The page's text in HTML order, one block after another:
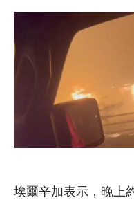
埃爾辛加表示，晚上